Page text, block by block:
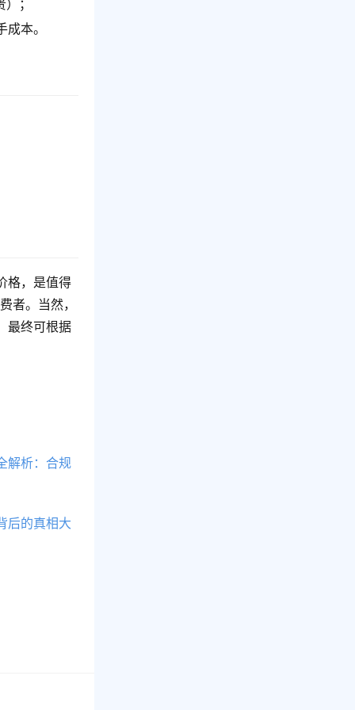
；
本。
格，是值得
者。当然，
最终可根据
解析：合规
后的真相大